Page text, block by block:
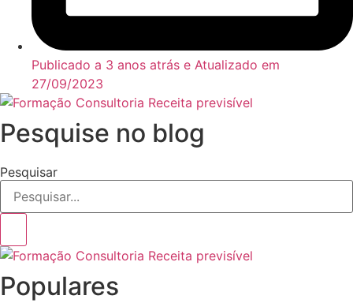
Publicado a 3 anos atrás e Atualizado em
27/09/2023
Pesquise no blog
Pesquisar
Populares